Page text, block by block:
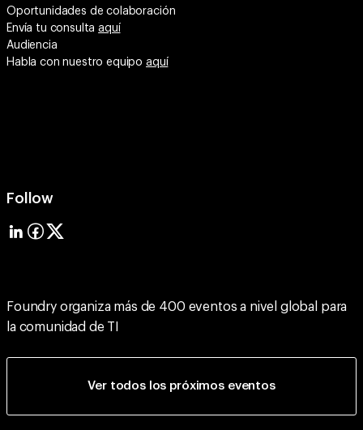
Oportunidades de colaboración
Envía tu consultaaquí
Audiencia
Habla con nuestro equipo aquí
Follow
Foundry organiza más de 400 eventos a nivel global para
la comunidad de TI
Ver todos los próximos eventos